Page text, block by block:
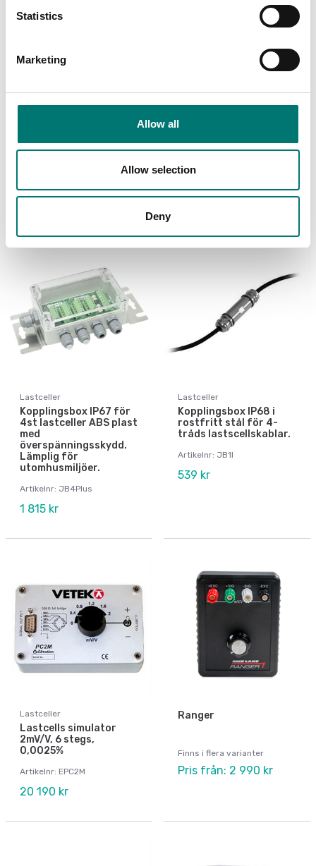
Statistics
Marketing
Allow all
Allow selection
Deny
Vågindikatorer
för 4st lastceller, AISI
304.
4 785 kr
Lastceller
Kopplingsbox IP67 för
4st lastceller ABS plast
med
överspänningsskydd.
Artikelnr: JB4
1 089 kr
Lastceller
Kopplingsbox IP67 för
4st lastceller ABS plast
med
överspänningsskydd.
Lämplig för
utomhusmiljöer.
Artikelnr: JB4Plus
1 815 kr
Lastceller
Kopplingsbox IP68 i
rostfritt stål för 4-
tråds lastscellskablar.
Artikelnr: JB1I
539 kr
Lastceller
Lastcells simulator
2mV/V, 6 stegs,
0,0025%
Artikelnr: EPC2M
20 190 kr
Ranger
Finns i flera varianter
Pris från: 2 990 kr